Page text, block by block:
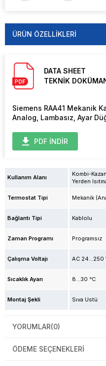
ÜRÜN ÖZELLIKLERI
DATA SHEET
TEKNİK
Siemens RAA41 Mekanik
Analog, Lambasız, Ayar
PDF İNDİR
Kullanım Alanı
Kombi-
Yerden
Termostat Tipi Mekanik
Bağlantı Tipi Kablolu
Zaman Programı Programsız
Çalışma Voltajı AC 24...250
Sıcaklık Ayarı 8…30 °C
Montaj Şekli Sıva Üstü
YORUMLAR(0)
ÖDEME SEÇENEKLERI